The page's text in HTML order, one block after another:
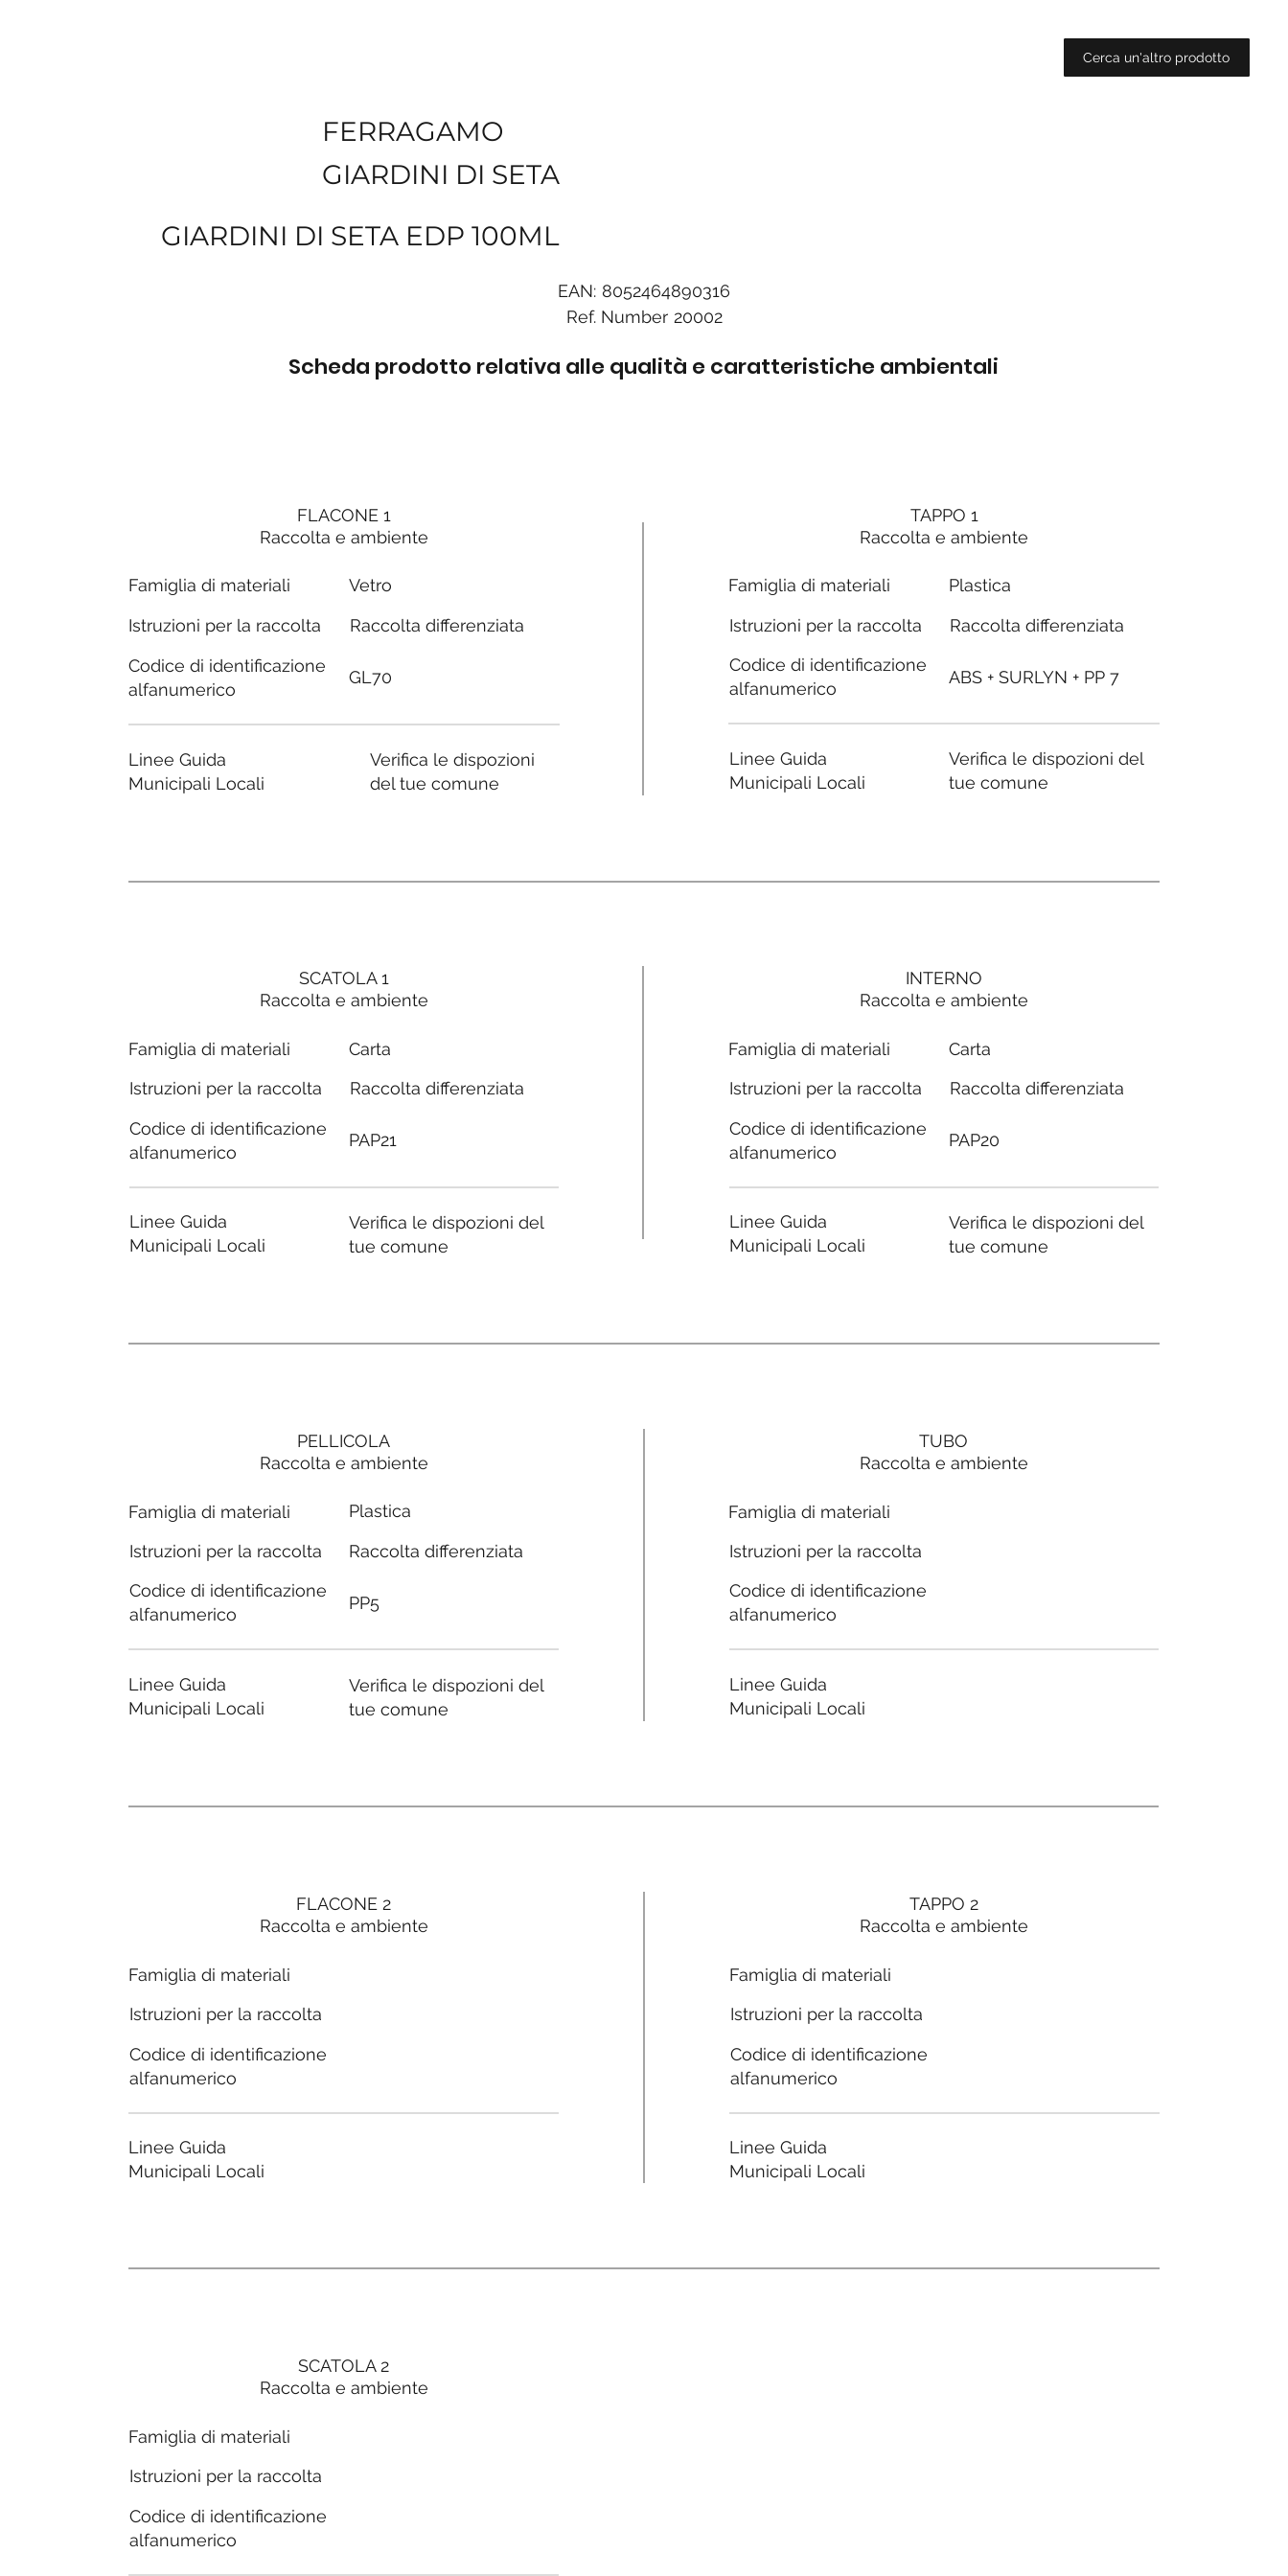
Cerca un'altro prodotto
FERRAGAMO
GIARDINI DI SETA
GIARDINI DI SETA EDP 100ML
EAN: 8052464890316
Ref. Number 20002
Scheda prodotto relativa alle qualità e caratteristiche ambientali
FLACONE 1
Raccolta e ambiente
Famiglia di materiali
Istruzioni per la raccolta
Codice di identificazione
alfanumerico
Linee Guida
Municipali Locali
Vetro
Raccolta differenziata
GL70
Verifica le dispozioni
del tue comune
SCATOLA 1
Raccolta e ambiente
Famiglia di materiali
Istruzioni per la raccolta
Codice di identificazione
alfanumerico
Linee Guida
Municipali Locali
Carta
Raccolta differenziata
PAP21
Verifica le dispozioni del
tue comune
PELLICOLA
Raccolta e ambiente
Famiglia di materiali
Istruzioni per la raccolta
Codice di identificazione
alfanumerico
Linee Guida
Municipali Locali
Plastica
Raccolta differenziata
PP5
Verifica le dispozioni del
tue comune
FLACONE 2
Raccolta e ambiente
Famiglia di materiali
Istruzioni per la raccolta
Codice di identificazione
alfanumerico
Linee Guida
Municipali Locali
SCATOLA 2
Raccolta e ambiente
Famiglia di materiali
Istruzioni per la raccolta
Codice di identificazione
alfanumerico
TAPPO 1
Raccolta e ambiente
Famiglia di materiali
Istruzioni per la raccolta
Codice di identificazione
alfanumerico
Linee Guida
Municipali Locali
Plastica
Raccolta differenziata
ABS + SURLYN + PP 7
Verifica le dispozioni del
tue comune
INTERNO
Raccolta e ambiente
Famiglia di materiali
Istruzioni per la raccolta
Codice di identificazione
alfanumerico
Linee Guida
Municipali Locali
Carta
Raccolta differenziata
PAP20
Verifica le dispozioni del
tue comune
TUBO
Raccolta e ambiente
Famiglia di materiali
Istruzioni per la raccolta
Codice di identificazione
alfanumerico
Linee Guida
Municipali Locali
TAPPO 2
Raccolta e ambiente
Famiglia di materiali
Istruzioni per la raccolta
Codice di identificazione
alfanumerico
Linee Guida
Municipali Locali